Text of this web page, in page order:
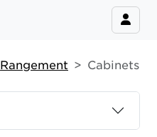
Rangement Cabinets